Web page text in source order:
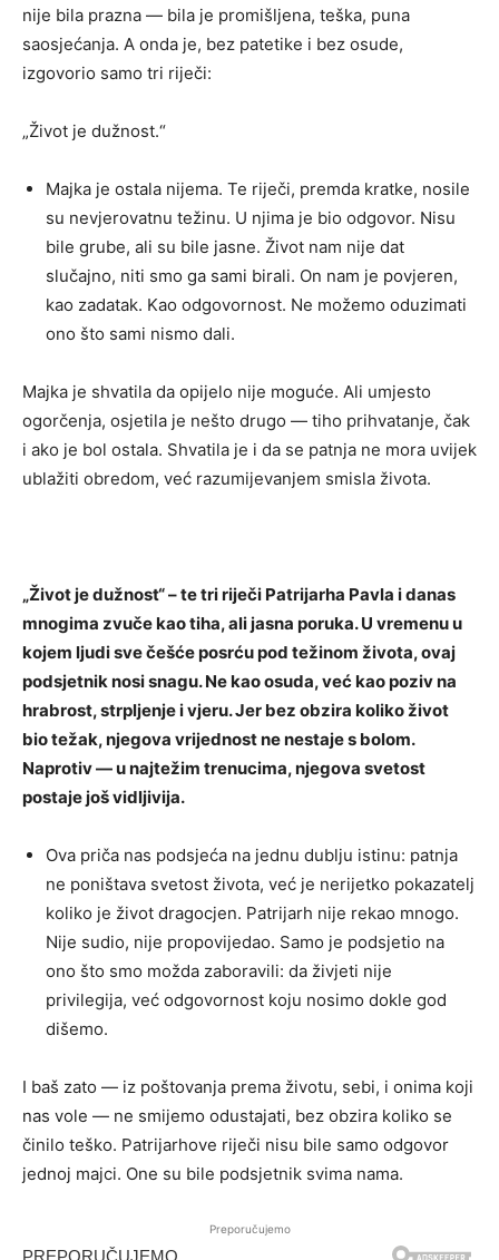
nije bila prazna — bila je promišljena, teška, puna
saosjećanja. A onda je, bez patetike i bez osude,
izgovorio samo tri riječi:
„Život je dužnost.“
Majka je ostala nijema. Te riječi, premda kratke, nosile
su nevjerovatnu težinu. U njima je bio odgovor. Nisu
bile grube, ali su bile jasne. Život nam nije dat
slučajno, niti smo ga sami birali. On nam je povjeren,
kao zadatak. Kao odgovornost. Ne možemo oduzimati
ono što sami nismo dali.
Majka je shvatila da opijelo nije moguće. Ali umjesto
ogorčenja, osjetila je nešto drugo — tiho prihvatanje, čak
i ako je bol ostala. Shvatila je i da se patnja ne mora uvijek
ublažiti obredom, već razumijevanjem smisla života.
„Život je dužnost“ – te tri riječi Patrijarha Pavla i danas
mnogima zvuče kao tiha, ali jasna poruka. U vremenu u
kojem ljudi sve češće posrću pod težinom života, ovaj
podsjetnik nosi snagu. Ne kao osuda, već kao poziv na
hrabrost, strpljenje i vjeru. Jer bez obzira koliko život
bio težak, njegova vrijednost ne nestaje s bolom.
Naprotiv — u najtežim trenucima, njegova svetost
postaje još vidljivija.
Ova priča nas podsjeća na jednu dublju istinu: patnja
ne poništava svetost života, već je nerijetko pokazatelj
koliko je život dragocjen. Patrijarh nije rekao mnogo.
Nije sudio, nije propovijedao. Samo je podsjetio na
ono što smo možda zaboravili: da živjeti nije
privilegija, već odgovornost koju nosimo dokle god
dišemo.
I baš zato — iz poštovanja prema životu, sebi, i onima koji
nas vole — ne smijemo odustajati, bez obzira koliko se
činilo teško. Patrijarhove riječi nisu bile samo odgovor
jednoj majci. One su bile podsjetnik svima nama.
Preporučujemo